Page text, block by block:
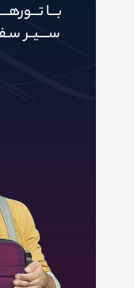
بـــا
ســــیــر